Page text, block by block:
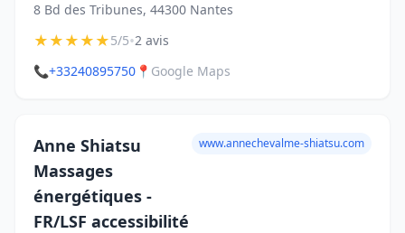
8 Bd des Tribunes, 44300 Nantes
★★★★★5/5•2 avis
📞+33240895750 📍 Google Maps
Anne Shiatsu
Massages
énergétiques -
FR/LSF accessibilité
www.annechevalme-shiatsu.com